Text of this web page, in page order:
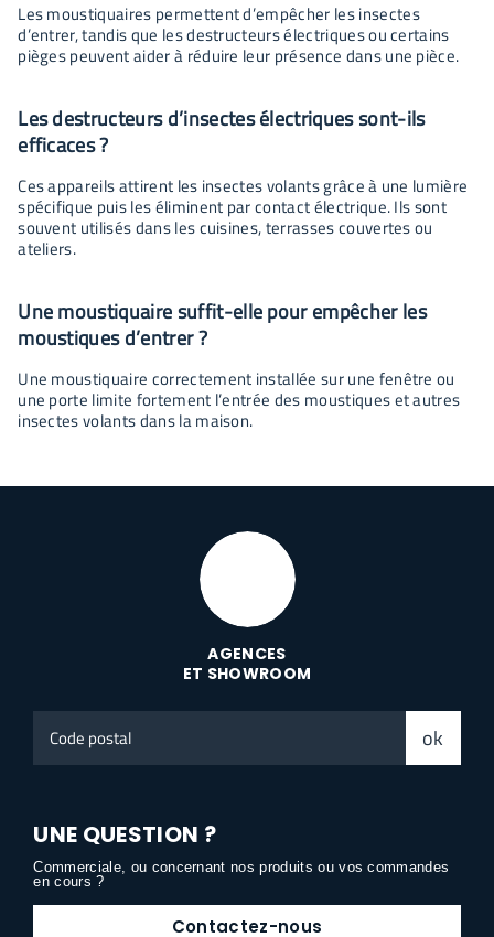
Les moustiquaires permettent d’empêcher les insectes
d’entrer, tandis que les destructeurs électriques ou certains
pièges peuvent aider à réduire leur présence dans une pièce.
Les destructeurs d’insectes électriques sont-ils
efficaces ?
Ces appareils attirent les insectes volants grâce à une lumière
spécifique puis les éliminent par contact électrique. Ils sont
souvent utilisés dans les cuisines, terrasses couvertes ou
ateliers.
Une moustiquaire suffit-elle pour empêcher les
moustiques d’entrer ?
Une moustiquaire correctement installée sur une fenêtre ou
une porte limite fortement l’entrée des moustiques et autres
insectes volants dans la maison.
AGENCES
ET SHOWROOM
postal
ok
UNE QUESTION ?
Commerciale, ou concernant nos produits ou vos commandes
en cours ?
Contactez-nous